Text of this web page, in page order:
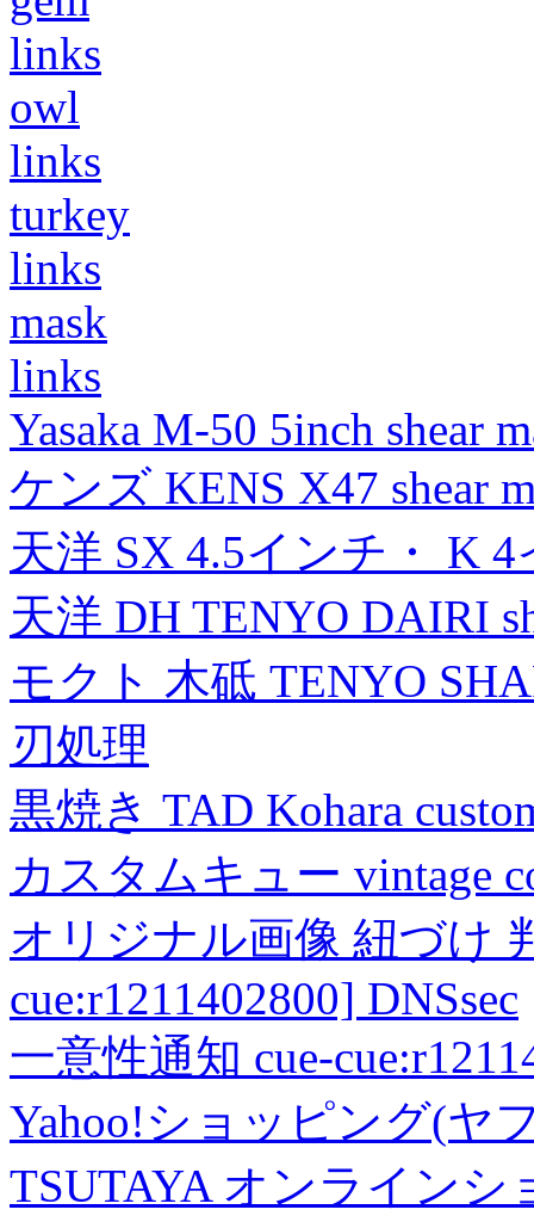
links
owl
links
turkey
links
mask
links
Yasaka M-50 5inch shear
ケンズ KENS X47 shear
天洋 SX 4.5インチ・ K
天洋 DH TENYO DAIRI
モクト 木砥 TENYO
刃処理
黒焼き TAD Kohara
カスタムキュー vintage
オリジナル画像 紐づけ
cue:r1211402800] DNSsec
一意性通知 cue-
Yahoo!ショッピング(ヤ
TSUTAYA オンラインシ